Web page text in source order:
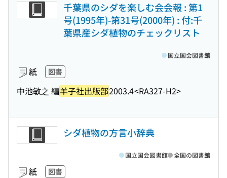
千葉県のシダを楽しむ会会報 : 第1
号(1995年)-第31号(2000年) : 付:千
葉県産シダ植物のチェックリスト
紙 図書
中池敏之 編羊子社出版部2003.4<RA327-H2>
国立国会図書館
シダ植物の方言小辞典
紙 図書
国立国会図書館 全国の図書館